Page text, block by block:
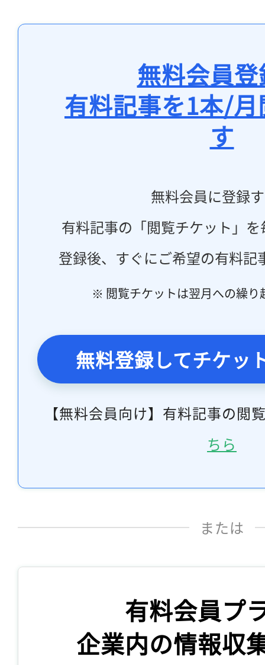
無料会員
有料記事を1本/
す
無料会員に登録
有料記事の「閲覧チケット」
登録後、すぐにご希望の有料記
※ 閲覧チケットは翌月への繰り
無料登録してチケッ
【無料会員向け】有料記事の閲
ちら
または
有料会員プ
企業内の情報収